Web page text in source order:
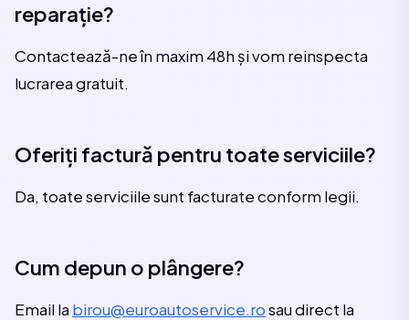
reparație?
Contactează-ne în maxim 48h și vom reinspecta
lucrarea gratuit.
Oferiți factură pentru toate serviciile?
Da, toate serviciile sunt facturate conform legii.
Cum depun o plângere?
Email la birou@euroautoservice.rosau direct la